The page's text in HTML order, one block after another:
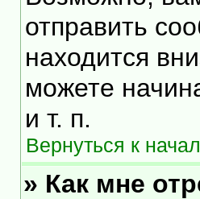
отправить
находится
можете
и т. п.
Вернуться к
» Как мне